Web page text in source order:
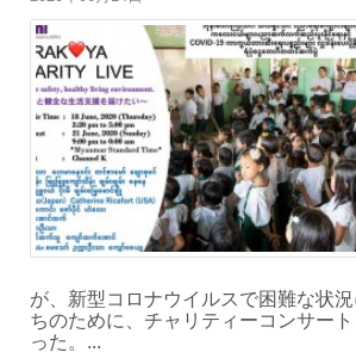
が、新型コロナウイルスで困難な状
ちのために、チャリティーコンサー
った。...